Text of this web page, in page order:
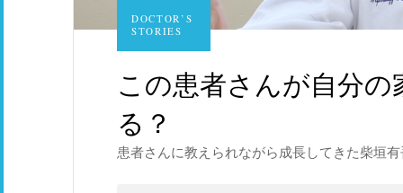
DOCTOR’S
STORIES
この患者さんが自分
る？
患者さんに教えられながら成長してきた柴垣